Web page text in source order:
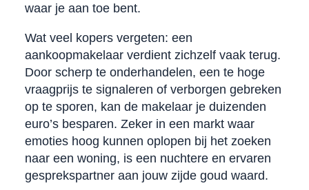
waar je aan toe bent.
Wat veel kopers vergeten: een
aankoopmakelaar verdient zichzelf vaak terug.
Door scherp te onderhandelen, een te hoge
vraagprijs te signaleren of verborgen gebreken
op te sporen, kan de makelaar je duizenden
euro’s besparen. Zeker in een markt waar
emoties hoog kunnen oplopen bij het zoeken
naar een woning, is een nuchtere en ervaren
gesprekspartner aan jouw zijde goud waard.